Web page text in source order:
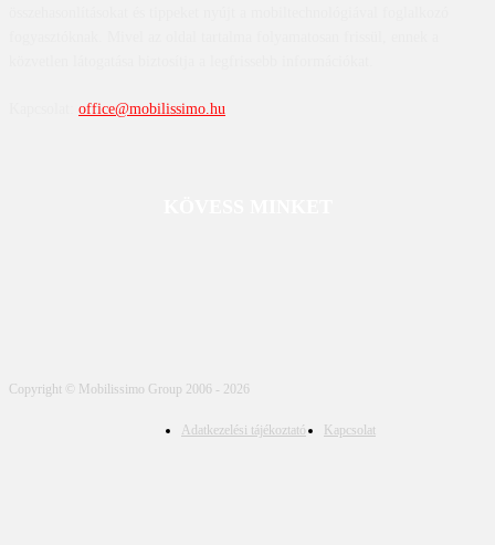
office@mobilissimo.hu
Copyright © Mobilissimo Group 2006 - 2026
Adatkezelési tájékoztató Kapcsolat